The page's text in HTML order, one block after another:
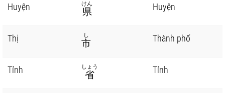
Huyện 県
けん Huyện
Thị 市
し Thành phố
Tỉnh 省
しょう Tỉnh